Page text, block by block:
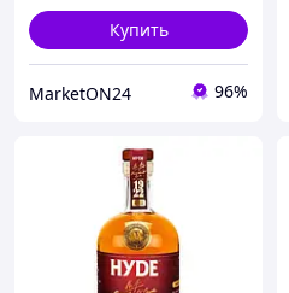
Купить
MarketON24 96%